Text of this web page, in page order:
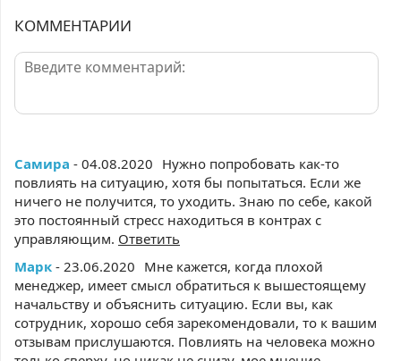
КОММЕНТАРИИ
Самира - 04.08.2020 Нужно попробовать как-то
повлиять на ситуацию, хотя бы попытаться. Если же
ничего не получится, то уходить. Знаю по себе, какой
это постоянный стресс находиться в контрах с
управляющим. Ответить
Марк - 23.06.2020 Мне кажется, когда плохой
менеджер, имеет смысл обратиться к вышестоящему
начальству и объяснить ситуацию. Если вы, как
сотрудник, хорошо себя зарекомендовали, то к вашим
отзывам прислушаются. Повлиять на человека можно